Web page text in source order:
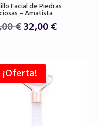
Facial de Piedras
– Amatista
€El
era:
39,00 €.
32,00€El
¡Oferta!